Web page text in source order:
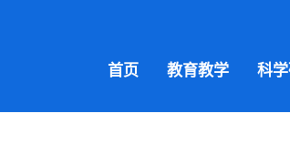
首页 教育教学 科